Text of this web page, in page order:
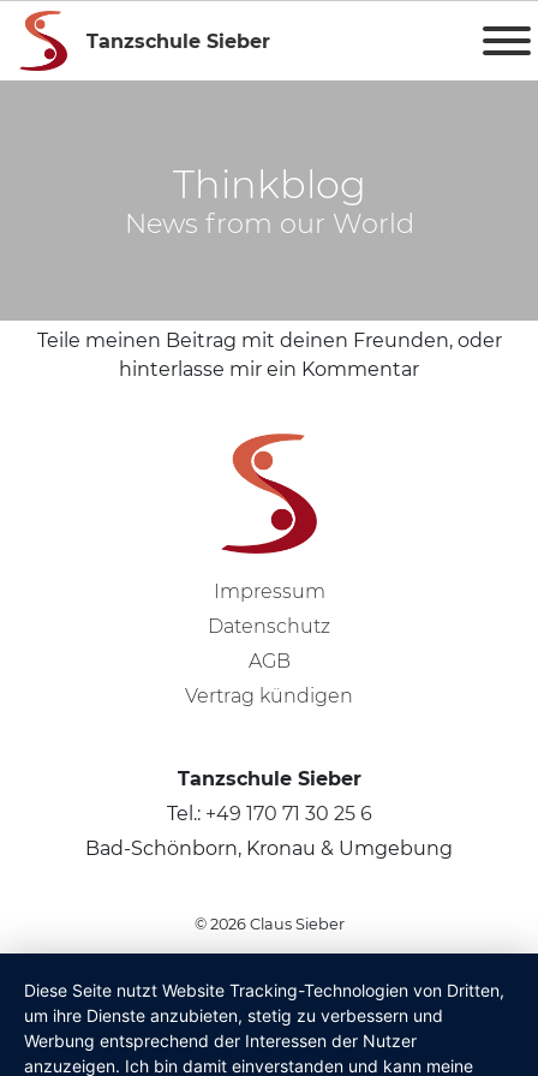
Tanzschule Sieber
Thinkblog
News from our World
Teile meinen Beitrag mit deinen Freunden, oder
hinterlasse mir ein Kommentar
Impressum
Datenschutz
AGB
Vertrag kündigen
Tanzschule Sieber
Tel.: +49 170 71 30 25 6
Bad-Schönborn, Kronau & Umgebung
© 2026 Claus Sieber
Diese Seite nutzt Website Tracking-Technologien von Dritten,
um ihre Dienste anzubieten, stetig zu verbessern und
Werbung entsprechend der Interessen der Nutzer
anzuzeigen. Ich bin damit einverstanden und kann meine